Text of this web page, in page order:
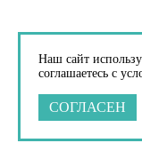
Наш сайт
соглашаетесь с
СОГЛАСЕН